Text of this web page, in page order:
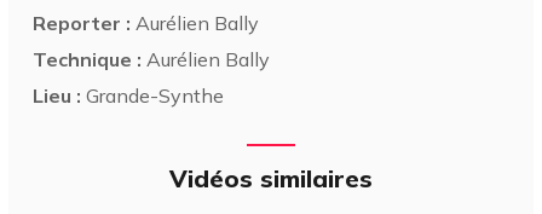
Reporter : Aurélien Bally
Technique : Aurélien Bally
Lieu : Grande-Synthe
Vidéos similaires